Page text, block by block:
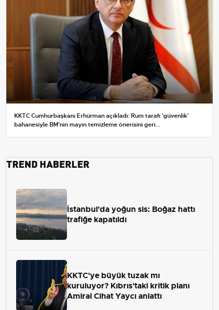
KKTC Cumhurbaşkanı Erhürman açıkladı: Rum tarafı 'güvenlik'
bahanesiyle BM'nin mayın temizleme önerisini geri...
TREND HABERLER
İstanbul'da yoğun sis: Boğaz hattı
trafiğe kapatıldı
KKTC'ye büyük tuzak mı
kuruluyor? Kıbrıs'taki kritik planı
Amiral Cihat Yaycı anlattı